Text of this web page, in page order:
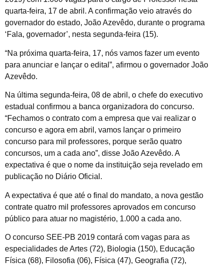
quarta-feira, 17 de abril. A confirmação veio através do
governador do estado, João Azevêdo, durante o programa
‘Fala, governador’, nesta segunda-feira (15).
“Na próxima quarta-feira, 17, nós vamos fazer um evento
para anunciar e lançar o edital”, afirmou o governador João
Azevêdo.
Na última segunda-feira, 08 de abril, o chefe do executivo
estadual confirmou a banca organizadora do concurso.
“Fechamos o contrato com a empresa que vai realizar o
concurso e agora em abril, vamos lançar o primeiro
concurso para mil professores, porque serão quatro
concursos, um a cada ano”, disse João Azevêdo. A
expectativa é que o nome da instituição seja revelado em
publicação no Diário Oficial.
A expectativa é que até o final do mandato, a nova gestão
contrate quatro mil professores aprovados em concurso
público para atuar no magistério, 1.000 a cada ano.
O concurso SEE-PB 2019 contará com vagas para as
especialidades de Artes (72), Biologia (150), Educação
Física (68), Filosofia (06), Física (47), Geografia (72),